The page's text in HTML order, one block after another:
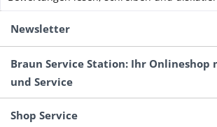
Newsletter
Braun Service Station: Ihr Onlineshop
und Service
Shop Service